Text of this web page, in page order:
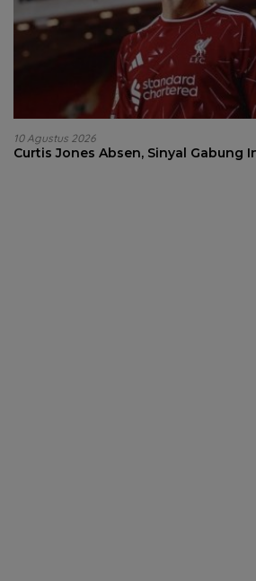
10 Agustus 2026
Curtis Jones Absen, Sinyal Gabung